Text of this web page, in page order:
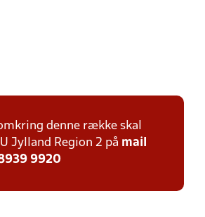
denne række skal
Jylland Region 2 på mail
9920